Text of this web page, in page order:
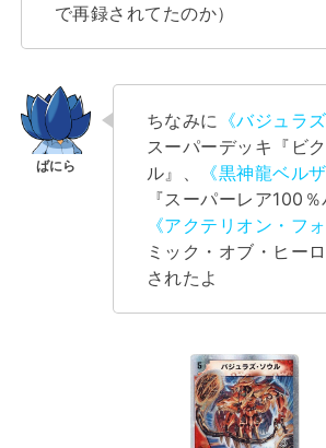
で再録されてたのか）
ちなみに 《バジュラ
スーパーデッキ『ビ
ル』、
《黒神龍ベル
『スーパーレア100％
《アクテリオン・フォ
ミック・オブ・ヒー
されたよ